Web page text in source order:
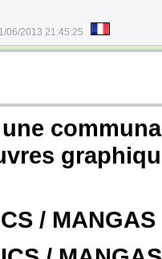
06/2013 21:45:25
/